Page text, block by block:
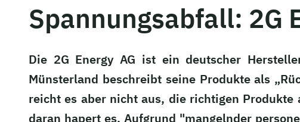
Spannungsabfall: 2G
Die 2G Energy AG ist ein deutscher
Münsterland beschreibt seine Produkte als
reicht es aber nicht aus, die richtigen Produkte
daran hapert es. Aufgrund "mangelnder